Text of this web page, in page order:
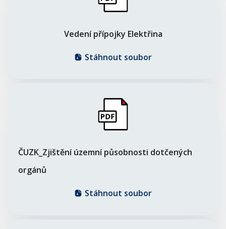
Vedení přípojky Elektřina
Stáhnout soubor
ČUZK_Zjištění územní působnosti dotčených
orgánů
Stáhnout soubor